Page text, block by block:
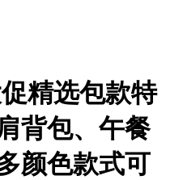
精选包款特
背包、午餐
颜色款式可